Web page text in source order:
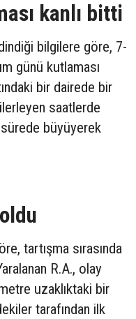
kanlı bitti
bilgilere göre, 7-
günü kutlaması
bir dairede bir
saatlerde
sürede büyüyerek
tartışma sırasında
R.A., olay
uzaklıktaki bir
tarafından ilk